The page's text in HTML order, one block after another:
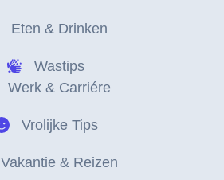
Eten & Drinken
Wastips
Werk & Carriére
Vrolijke Tips
Vakantie & Reizen